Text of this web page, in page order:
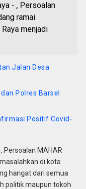
- , Persoalan
ramai
menjadi
Jalan Desa
Polres Barsel
Positif Covid-
Persoalan MAHAR
di kota
hangat dari semua
politik maupun tokoh